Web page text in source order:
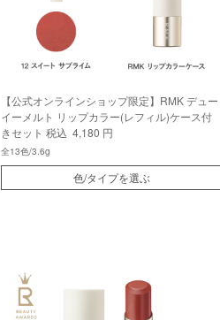
【公式オンラインショップ限定】RMK デュー
イーメルト リップカラー(レフィル)ケース付
きセット 税込 4,180 円
全13色/3.6g
色/タイプを選ぶ